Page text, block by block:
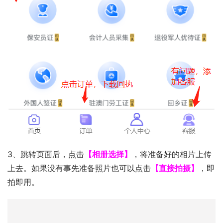
3、跳转页面后，点击 【相册选择】
，将准备好的相片上传
上去。如果没有事先准备照片也可以点击 【直接拍摄】
，即
拍即用。